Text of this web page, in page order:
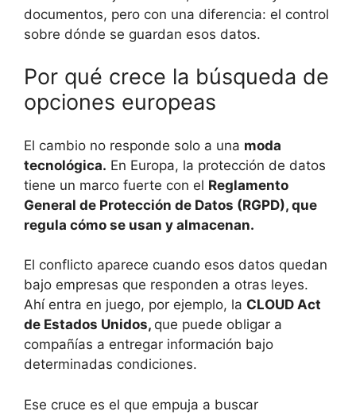
documentos, pero con una diferencia: el control
sobre dónde se guardan esos datos.
Por qué crece la búsqueda de
opciones europeas
El cambio no responde solo a una moda
tecnológica. En Europa, la protección de datos
tiene un marco fuerte con el Reglamento
General de Protección de Datos (RGPD), que
regula cómo se usan y almacenan.
El conflicto aparece cuando esos datos quedan
bajo empresas que responden a otras leyes.
Ahí entra en juego, por ejemplo, la CLOUD Act
de Estados Unidos, que puede obligar a
compañías a entregar información bajo
determinadas condiciones.
Ese cruce es el que empuja a buscar